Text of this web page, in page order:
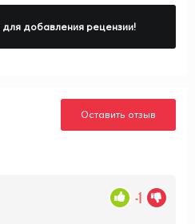
для добавления рецензии!
Оставить отзыв
-1